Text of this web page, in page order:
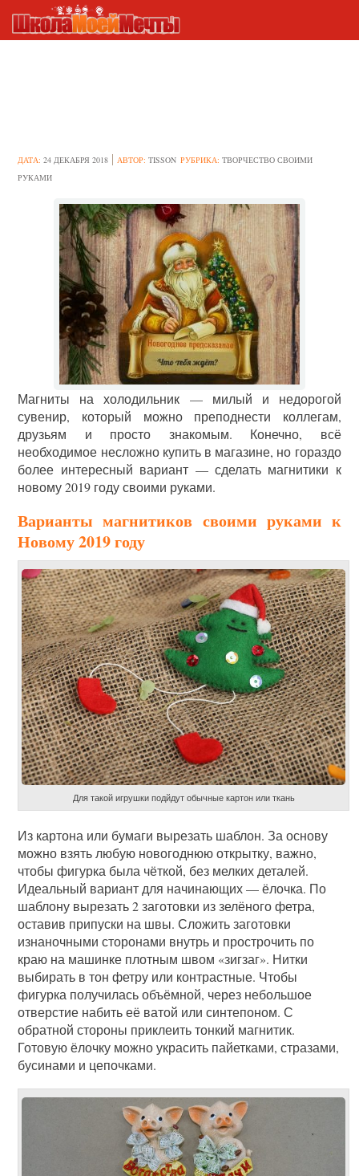
ДАТА:24 ДЕКАБРЯ 2018 АВТОР:TISSON РУБРИКА:ТВОРЧЕСТВО СВОИМИ
РУКАМИ
Магниты на холодильник — милый и недорогой
сувенир, который можно преподнести коллегам,
друзьям и просто знакомым. Конечно, всё
необходимое несложно купить в магазине, но гораздо
более интересный вариант — сделать магнитики к
новому 2019 году своими руками.
Варианты магнитиков своими руками к
Новому 2019 году
Для такой игрушки подйдут обычные картон или ткань
Из картона или бумаги вырезать шаблон. За основу
можно взять любую новогоднюю открытку, важно,
чтобы фигурка была чёткой, без мелких деталей.
Идеальный вариант для начинающих — ёлочка. По
шаблону вырезать 2 заготовки из зелёного фетра,
оставив припуски на швы. Сложить заготовки
изнаночными сторонами внутрь и прострочить по
краю на машинке плотным швом «зигзаг». Нитки
выбирать в тон фетру или контрастные. Чтобы
фигурка получилась объёмной, через небольшое
отверстие набить её ватой или синтепоном. С
обратной стороны приклеить тонкий магнитик.
Готовую ёлочку можно украсить пайетками, стразами,
бусинами и цепочками.